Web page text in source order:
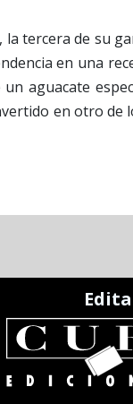
tercera de su
en una
aguacate
en otro de
Edita